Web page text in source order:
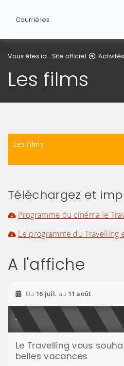
Courrières
Vous êtes ici : Site officiel Activités
Les films
Les films
Téléchargez et
Programme du cinéma le
Le programme du Travelling
A l'affiche
Du 16 juil. 2026
au 11 août2026
Le Travelling vous
belles vacances